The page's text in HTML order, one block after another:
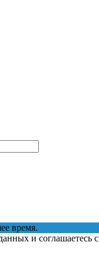
время.
и соглашаетесь с